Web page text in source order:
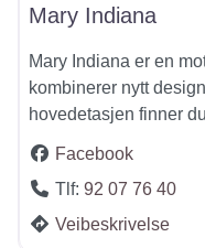
Mary Indiana
Mary Indiana er en
kombinerer nytt
hovedetasjen finner
Facebook
Tlf: 92 07 76 40
Veibeskrivelse